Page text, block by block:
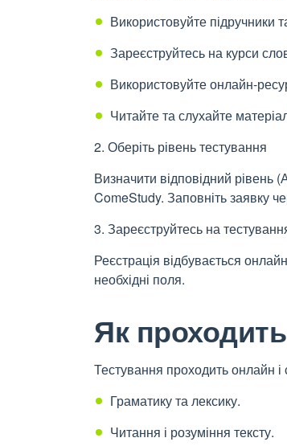
Використовуйте підручники
Зареєструйтесь на курси
Використовуйте онлайн-
Читайте та слухайте
2. Оберіть рівень тестування
Визначити відповідний
ComeStudy. Заповніть заявку
3. Зареєструйтесь на
Реєстрація відбувається
необхідні поля.
Як
Тестування проходить онлайн і
Граматику та лексику.
Читання і розуміння тексту.